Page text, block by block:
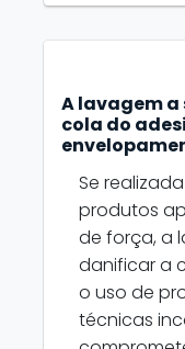
A lavagem
cola do
Se
produtos
de força, a
danificar a
o uso de
técnicas